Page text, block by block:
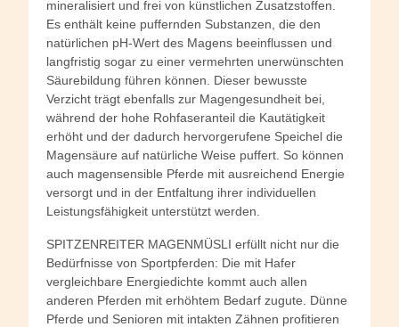
mineralisiert und frei von künstlichen Zusatzstoffen.
Es enthält keine puffernden Substanzen, die den
natürlichen pH-Wert des Magens beeinflussen und
langfristig sogar zu einer vermehrten unerwünschten
Säurebildung führen können. Dieser bewusste
Verzicht trägt ebenfalls zur Magengesundheit bei,
während der hohe Rohfaseranteil die Kautätigkeit
erhöht und der dadurch hervorgerufene Speichel die
Magensäure auf natürliche Weise puffert. So können
auch magensensible Pferde mit ausreichend Energie
versorgt und in der Entfaltung ihrer individuellen
Leistungsfähigkeit unterstützt werden.
SPITZENREITER MAGENMÜSLI erfüllt nicht nur die
Bedürfnisse von Sportpferden: Die mit Hafer
vergleichbare Energiedichte kommt auch allen
anderen Pferden mit erhöhtem Bedarf zugute. Dünne
Pferde und Senioren mit intakten Zähnen profitieren